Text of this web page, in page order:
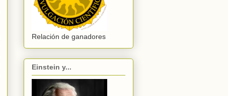
Relación de ganadores
Einstein y...